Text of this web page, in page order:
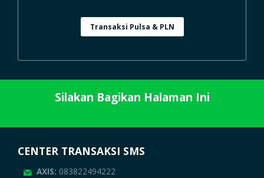
Transaksi Pulsa & PLN
Silakan Bagikan Halaman Ini
CENTER TRANSAKSI SMS
AXIS: 083822494222